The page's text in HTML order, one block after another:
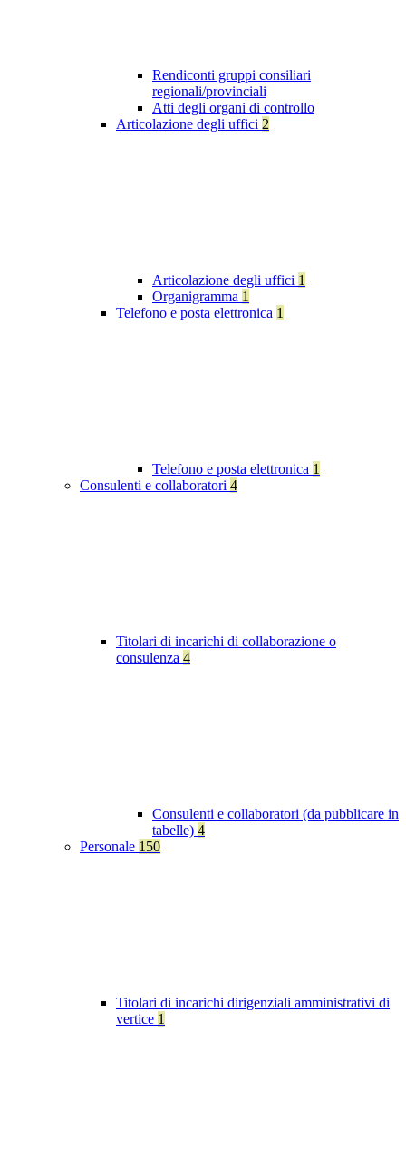
Rendiconti gruppi consiliari
regionali/provinciali
Atti degli organi di controllo
Articolazione degli uffici 2
Articolazione degli uffici 1
Organigramma 1
Telefono e posta elettronica 1
Telefono e posta elettronica 1
Consulenti e collaboratori 4
Titolari di incarichi di collaborazione o
consulenza 4
Consulenti e collaboratori (da pubblicare in
tabelle) 4
Personale 150
Titolari di incarichi dirigenziali amministrativi di
vertice 1